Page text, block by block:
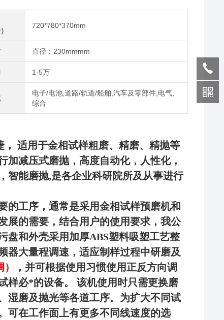
720*780*370mm
直径：230mmmm
1-5万
电子/电池,道路/轨道/船舶,汽车及零部件,电气,
综合
， 适用于金相试样粗磨、精磨、精抛等
减压式磨抛，高度自动化，人性化，
智能磨抛,是各企业科研院所及从事进行
的工序，通常是采用金相试样预磨机和
展的需要，结合用户的使用要求，我公
盘和外壳采用加厚ABS塑料吸塑工艺整
器大量程调速，适应制样过程中研磨及
， 并可根据使用习惯使用正反方向调
样必*的设备。 该机使用时只需更换磨
湿磨及抛光等各道工序。 为扩大不同试
可在工作面上有更多不同线速度的选